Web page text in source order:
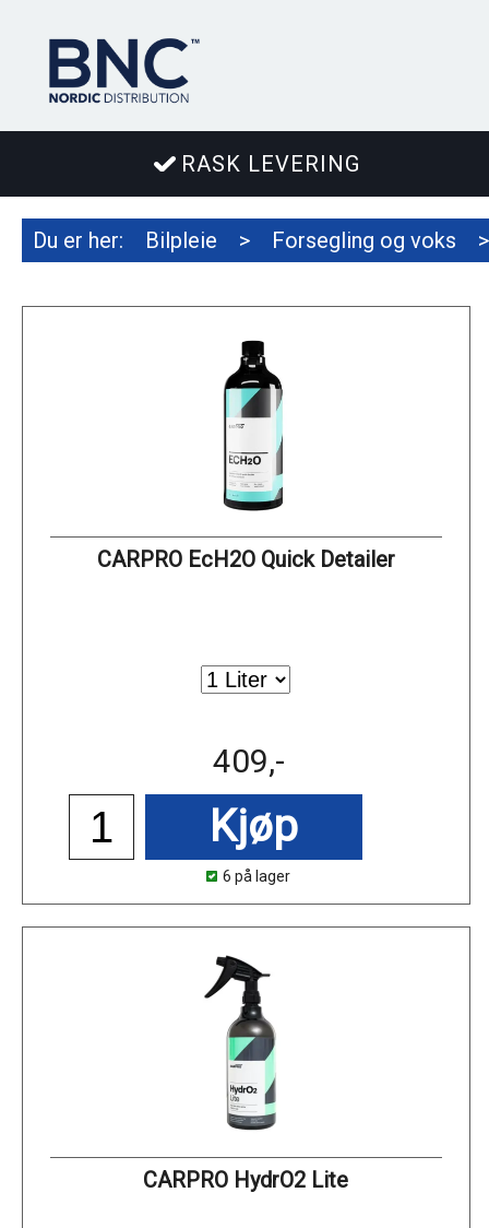
RASK LEVERING
Du er her: Bilpleie > Forsegling og voks >
CARPRO EcH2O Quick Detailer
409,-
Kjøp
6 på lager
CARPRO HydrO2 Lite